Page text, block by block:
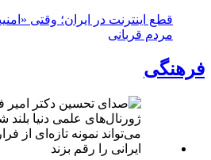
قطع اینترنت در ایران؛ وقتی
مردم قربانی
فرهنگی